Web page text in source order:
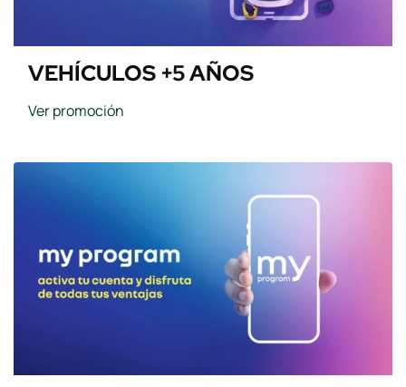
VEHÍCULOS +5 AÑOS
Ver promoción